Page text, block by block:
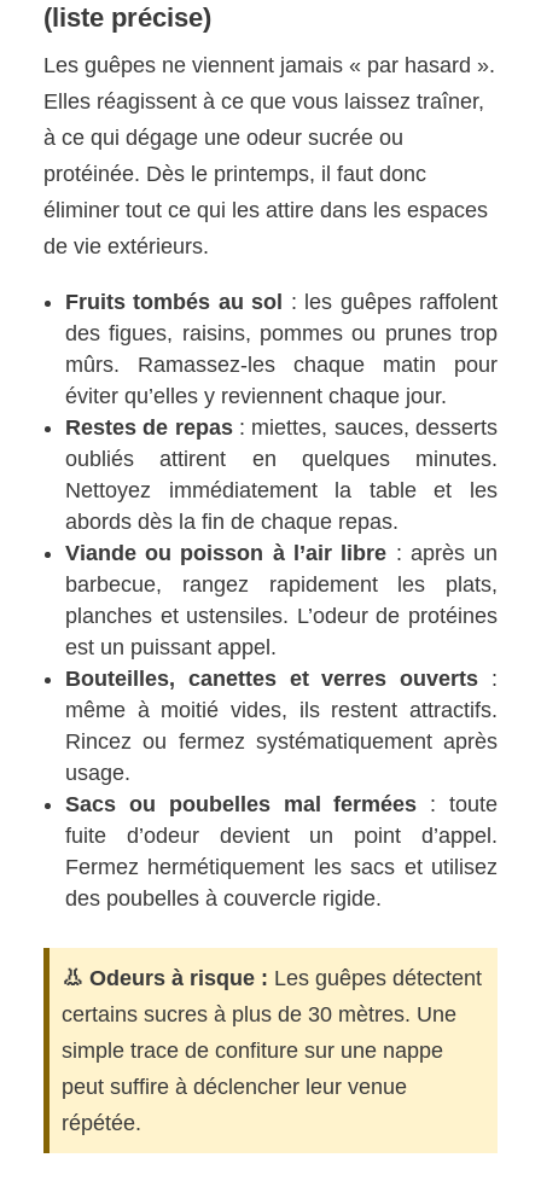
(liste précise)
Les guêpes ne viennent jamais « par hasard ».
Elles réagissent à ce que vous laissez traîner,
à ce qui dégage une odeur sucrée ou
protéinée. Dès le printemps, il faut donc
éliminer tout ce qui les attire dans les espaces
de vie extérieurs.
Fruits tombés au sol : les guêpes raffolent
des figues, raisins, pommes ou prunes trop
mûrs. Ramassez-les chaque matin pour
éviter qu’elles y reviennent chaque jour.
Restes de repas: miettes, sauces, desserts
oubliés attirent en quelques minutes.
Nettoyez immédiatement la table et les
abords dès la fin de chaque repas.
Viande ou poisson à l’air libre : après un
barbecue, rangez rapidement les plats,
planches et ustensiles. L’odeur de protéines
est un puissant appel.
Bouteilles, canettes et verres ouverts :
même à moitié vides, ils restent attractifs.
Rincez ou fermez systématiquement après
usage.
Sacs ou poubelles mal fermées : toute
fuite d’odeur devient un point d’appel.
Fermez hermétiquement les sacs et utilisez
des poubelles à couvercle rigide.
👃 Odeurs à risque : Les guêpes détectent
certains sucres à plus de 30 mètres. Une
simple trace de confiture sur une nappe
peut suffire à déclencher leur venue
répétée.